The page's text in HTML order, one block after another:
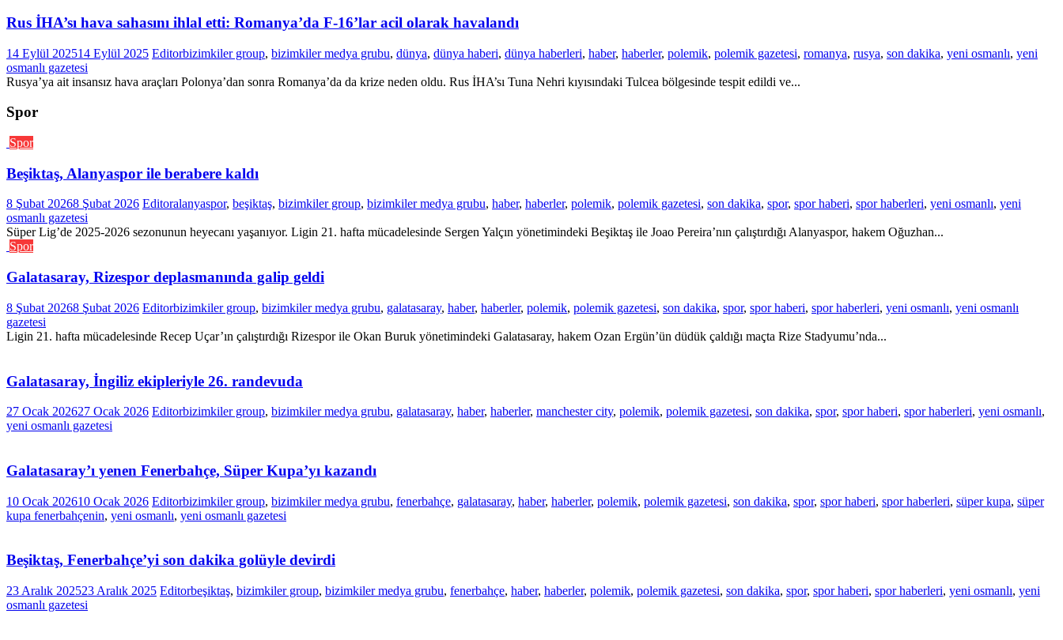
Rus İHA’sı hava sahasını ihlal etti: Romanya’da F-16’lar acil olarak havalandı
14 Eylül 202514 Eylül 2025 Editorbizimkiler group, bizimkiler medya grubu, dünya, dünya haberi, dünya haberleri, haber, haberler, polemik, polemik gazetesi, romanya, rusya, son dakika, yeni osmanlı, yeni
osmanlı gazetesi
Rusya’ya ait insansız hava araçları Polonya’dan sonra Romanya’da da krize neden oldu. Rus İHA’sı Tuna Nehri kıyısındaki Tulcea bölgesinde tespit edildi ve...
Spor
Spor
Beşiktaş, Alanyaspor ile berabere kaldı
8 Şubat 20268 Şubat 2026 Editoralanyaspor, beşiktaş, bizimkiler group, bizimkiler medya grubu, haber, haberler, polemik, polemik gazetesi, son dakika, spor, spor haberi, spor haberleri, yeni osmanlı, yeni
osmanlı gazetesi
Süper Lig’de 2025-2026 sezonunun heyecanı yaşanıyor. Ligin 21. hafta mücadelesinde Sergen Yalçın yönetimindeki Beşiktaş ile Joao Pereira’nın çalıştırdığı Alanyaspor, hakem Oğuzhan...
Spor
Galatasaray, Rizespor deplasmanında galip geldi
8 Şubat 20268 Şubat 2026 Editorbizimkiler group, bizimkiler medya grubu, galatasaray, haber, haberler, polemik, polemik gazetesi, son dakika, spor, spor haberi, spor haberleri, yeni osmanlı, yeni osmanlı
gazetesi
Ligin 21. hafta mücadelesinde Recep Uçar’ın çalıştırdığı Rizespor ile Okan Buruk yönetimindeki Galatasaray, hakem Ozan Ergün’ün düdük çaldığı maçta Rize Stadyumu’nda...
Galatasaray, İngiliz ekipleriyle 26. randevuda
27 Ocak 202627 Ocak 2026 Editorbizimkiler group, bizimkiler medya grubu, galatasaray, haber, haberler, manchester city, polemik, polemik gazetesi, son dakika, spor, spor haberi, spor haberleri, yeni osmanlı,
yeni osmanlı gazetesi
Galatasaray’ı yenen Fenerbahçe, Süper Kupa’yı kazandı
10 Ocak 202610 Ocak 2026 Editorbizimkiler group, bizimkiler medya grubu, fenerbahçe, galatasaray, haber, haberler, polemik, polemik gazetesi, son dakika, spor, spor haberi, spor haberleri, süper kupa, süper
kupa fenerbahçenin, yeni osmanlı, yeni osmanlı gazetesi
Beşiktaş, Fenerbahçe’yi son dakika golüyle devirdi
23 Aralık 202523 Aralık 2025 Editorbeşiktaş, bizimkiler group, bizimkiler medya grubu, fenerbahçe, haber, haberler, polemik, polemik gazetesi, son dakika, spor, spor haberi, spor haberleri, yeni osmanlı, yeni
osmanlı gazetesi